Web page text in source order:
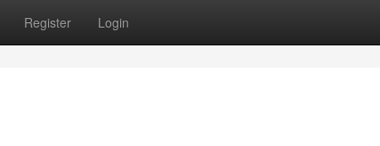
Register Login